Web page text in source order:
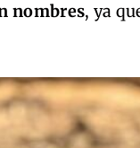
nombres, ya